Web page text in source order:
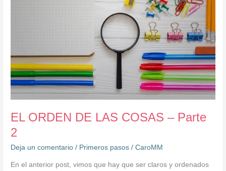
EL ORDEN DE LAS COSAS – Parte
2
Deja un comentario / Primeros pasos /CaroMM
En el anterior post, vimos que hay que ser claros y ordenados